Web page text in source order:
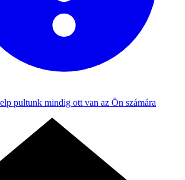
pultunk mindig ott van az Ön számára